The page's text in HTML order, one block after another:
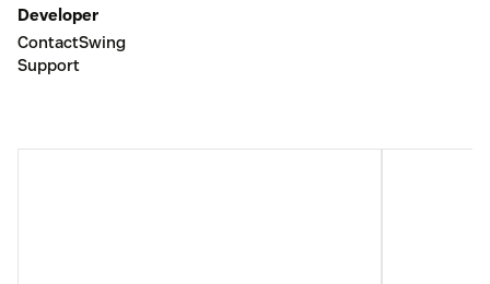
Developer
ContactSwing
Support